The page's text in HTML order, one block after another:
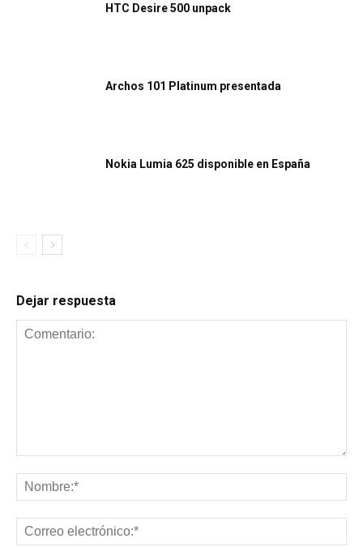
HTC Desire 500 unpack
Archos 101 Platinum presentada
Nokia Lumia 625 disponible en España
Dejar respuesta